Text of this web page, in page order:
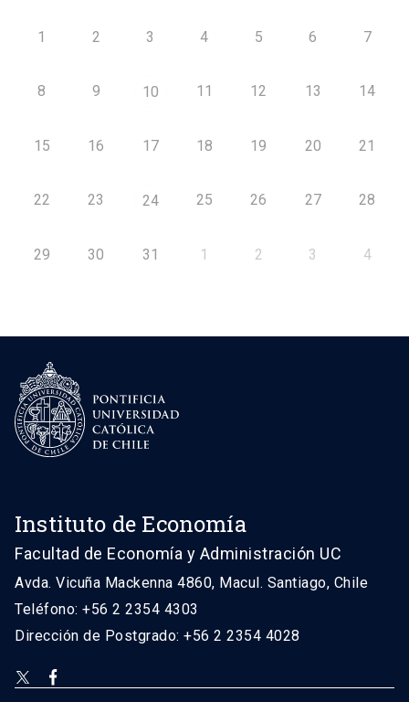
1 2 3 4 5 6 7
8 9 10 11 12 13 14
15 16 17 18 19 20 21
22 23 24 25 26 27 28
29 30 31 1 2 3 4
Instituto de Economía
Facultad de Economía y Administración UC
Avda. Vicuña Mackenna 4860, Macul. Santiago, Chile
Teléfono: +56 2 2354 4303
Dirección de Postgrado: +56 2 2354 4028